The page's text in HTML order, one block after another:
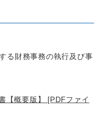
る財務事務の執行及び事
【概要版】 [PDFファイ